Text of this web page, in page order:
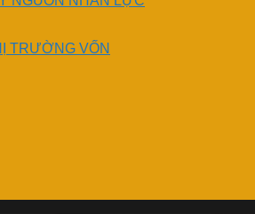
TRƯỜNG VỐN